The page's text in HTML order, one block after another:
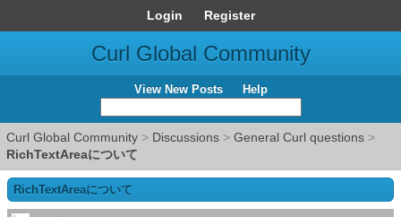
Login Register
Curl Global Community
View New Posts Help
Curl Global Community > Discussions > General Curl questions >
RichTextAreaについて
RichTextAreaについて